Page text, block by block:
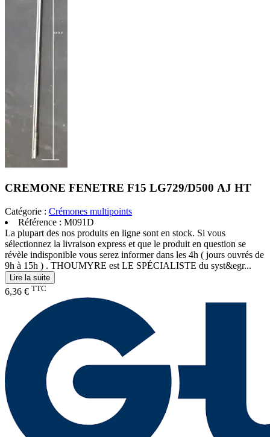
CREMONE FENETRE F15 LG729/D500 AJ HT
Catégorie : Crémones multipoints
Référence : M091D
La plupart des nos produits en ligne sont en stock. Si vous
sélectionnez la livraison express et que le produit en question se
révèle indisponible vous serez informer dans les 4h ( jours ouvrés de
9h à 15h ) . THOUMYRE est LE SPÉCIALISTE du syst&egr...
Lire la suite
6,36 € TTC